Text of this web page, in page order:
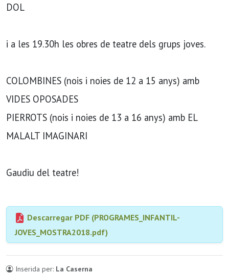
DOL
i a les 19.30h les obres de teatre dels grups joves.
COLOMBINES (nois i noies de 12 a 15 anys) amb
VIDES OPOSADES
PIERROTS (nois i noies de 13 a 16 anys) amb EL
MALALT IMAGINARI
Gaudiu del teatre!
Descarregar PDF (PROGRAMES_INFANTIL-
JOVES_MOSTRA2018.pdf)
Inserida per: La Caserna